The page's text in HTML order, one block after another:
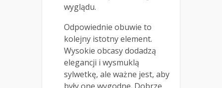
wyglądu.
Odpowiednie obuwie to
kolejny istotny element.
Wysokie obcasy dodadzą
elegancji i wysmuklą
sylwetkę, ale ważne jest, aby